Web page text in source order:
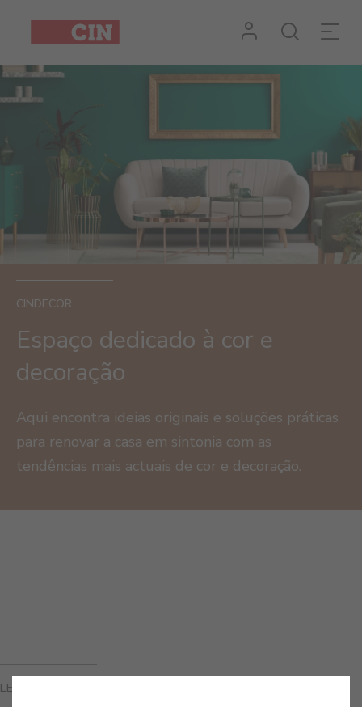
CINDECOR
Espaço dedicado à cor e
decoração
Aqui encontra ideias originais e soluções práticas
para renovar a casa em sintonia com as
tendências mais actuais de cor e decoração.
LEIA TAMBÉM